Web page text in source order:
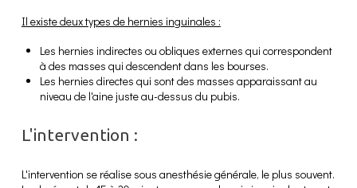
Il existe deux types de hernies inguinales :
Les hernies indirectes ou obliques externes qui correspondent
à des masses qui descendent dans les bourses.
Les hernies directes qui sont des masses apparaissant au
niveau de l'aine juste au-dessus du pubis.
L'intervention :
L'intervention se réalise sous anesthésie générale, le plus souvent.